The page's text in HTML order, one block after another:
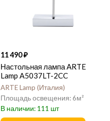
11 490
Настольная лампа ARTE
Lamp A5037LT-2CC
ARTE Lamp Италия
6
111